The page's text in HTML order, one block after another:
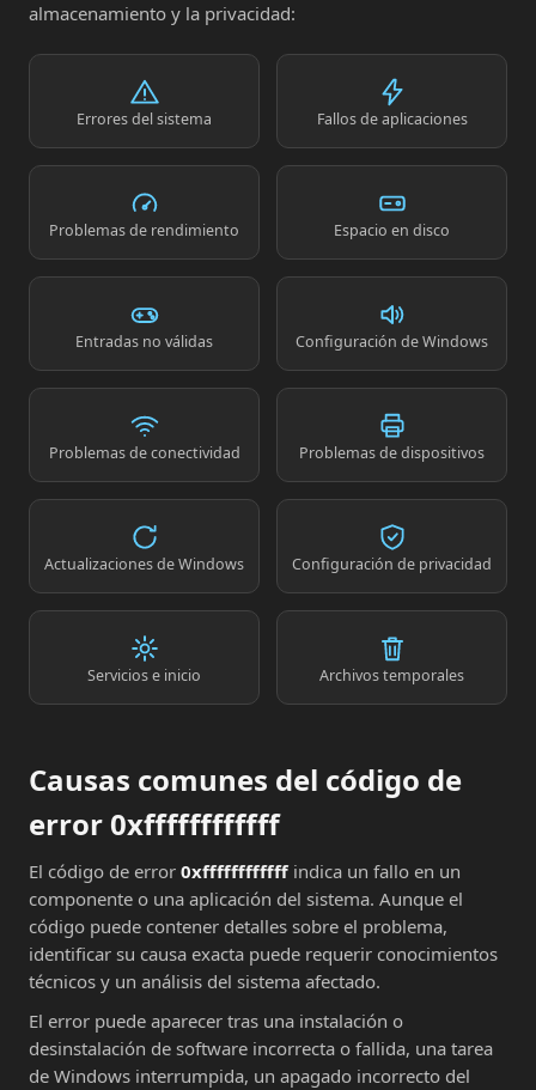
almacenamiento y la privacidad:
Errores del sistema Fallos de aplicaciones
Problemas de rendimiento Espacio en disco
Entradas no válidas Configuración de Windows
Problemas de conectividad Problemas de dispositivos
Actualizaciones de Windows Configuración de privacidad
Servicios e inicio Archivos temporales
Causas comunes del código de
error 0xffffffffffff
El código de error 0xffffffffffffindica un fallo en un
componente o una aplicación del sistema. Aunque el
código puede contener detalles sobre el problema,
identificar su causa exacta puede requerir conocimientos
técnicos y un análisis del sistema afectado.
El error puede aparecer tras una instalación o
desinstalación de software incorrecta o fallida, una tarea
de Windows interrumpida, un apagado incorrecto del